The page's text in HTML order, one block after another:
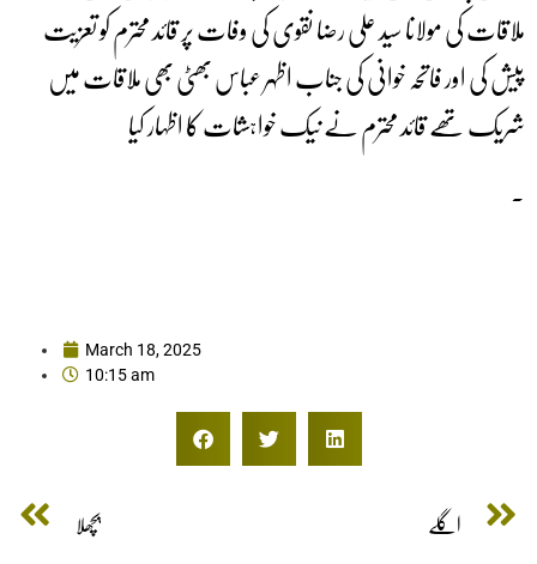
ملاقات کی مولانا سید علی رضا نقوی کی وفات پر قائد محترم کو تعزیت
پیش کی اور فاتحہ خوانی کی جناب اظہر عباس بھٹی بھی ملاقات میں
شریک تھے قائد محترم نے نیک خواہشات کا اظہار کیا
۔
March 18, 2025
10:15 am
پچھلا اگلے